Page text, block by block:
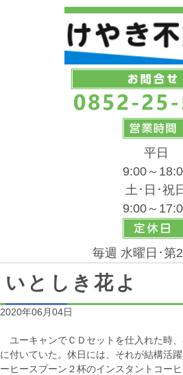
平日
9:00～
土･日･祝
9:00～
毎週 水曜日･第
いとしき花よ
2020年06月04日
ユーキャンでＣＤセットを仕入れた時
に付いていた。休日には、それが結構活
ーヒースプーン２杯のインスタントコー